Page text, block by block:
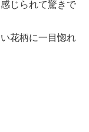
じられて驚きで
花柄に一目惚れ